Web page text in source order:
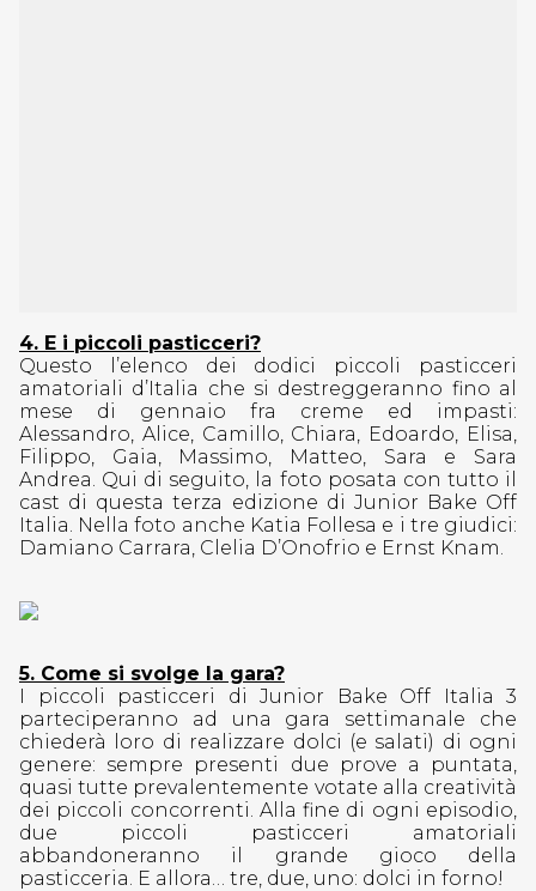
4. E i piccoli pasticceri?
Questo l’elenco dei dodici piccoli pasticceri
amatoriali d’Italia che si destreggeranno fino al
mese di gennaio fra creme ed impasti:
Alessandro, Alice, Camillo, Chiara, Edoardo, Elisa,
Filippo, Gaia, Massimo, Matteo, Sara e Sara
Andrea. Qui di seguito, la foto posata con tutto il
cast di questa terza edizione di Junior Bake Off
Italia. Nella foto anche Katia Follesa e i tre giudici:
Damiano Carrara, Clelia D’Onofrio e Ernst Knam.
5. Come si svolge la gara?
I piccoli pasticceri di Junior Bake Off Italia 3
parteciperanno ad una gara settimanale che
chiederà loro di realizzare dolci (e salati) di ogni
genere: sempre presenti due prove a puntata,
quasi tutte prevalentemente votate alla creatività
dei piccoli concorrenti. Alla fine di ogni episodio,
due piccoli pasticceri amatoriali
abbandoneranno il grande gioco della
pasticceria. E allora… tre, due, uno: dolci in forno!